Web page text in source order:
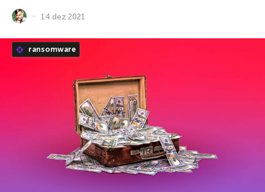
14 dez 2021
ransomware